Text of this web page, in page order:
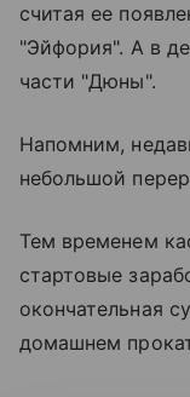
считая ее
"Эйфория". А в
части "Дюны".
Напомним,
небольшой
Тем временем
стартовые
окончательная
домашнем